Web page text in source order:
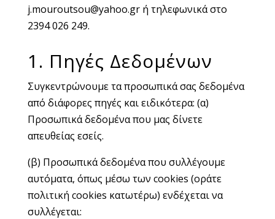
j.mouroutsou@yahoo.gr ή τηλεφωνικά στο
2394 026 249.
1. Πηγές Δεδομένων
Συγκεντρώνουμε τα προσωπικά σας δεδομένα
από διάφορες πηγές και ειδικότερα: (α)
Προσωπικά δεδομένα που μας δίνετε
απευθείας εσείς.
(β) Προσωπικά δεδομένα που συλλέγουμε
αυτόματα, όπως μέσω των cookies (οράτε
πολιτική cookies κατωτέρω) ενδέχεται να
συλλέγεται: